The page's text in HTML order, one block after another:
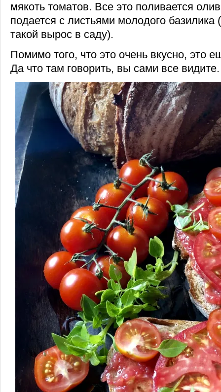
мякоть томатов. Все это поливается
подается с листьями молодого базилика
такой вырос в саду).
Помимо того, что это очень вкусно, это
Да что там говорить, вы сами все видите.